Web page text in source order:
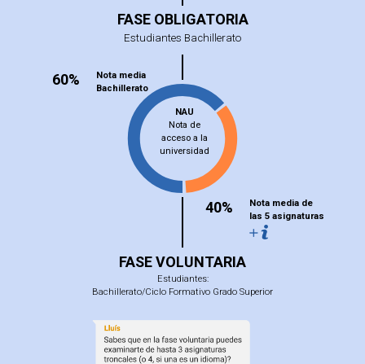
FASE OBLIGATORIA
Estudiantes Bachillerato
60%
Nota media
Bachillerato
NAU
Nota de
acceso a la
universidad
40%
Nota media de
las 5 asignaturas
FASE VOLUNTARIA
Estudiantes:
Bachillerato/Ciclo Formativo Grado Superior